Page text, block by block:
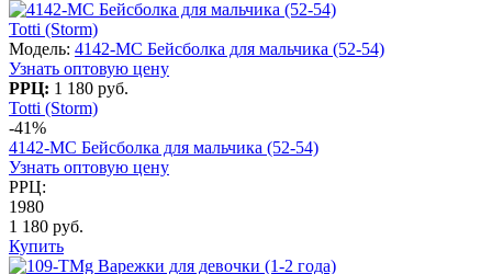
Totti (Storm)
Модель: 4142-МC Бейсболка для мальчика (52-54)
Узнать оптовую цену
РРЦ: 1 180 руб.
Totti (Storm)
-41%
4142-МC Бейсболка для мальчика (52-54)
Узнать оптовую цену
РРЦ:
1980
1 180 руб.
Купить